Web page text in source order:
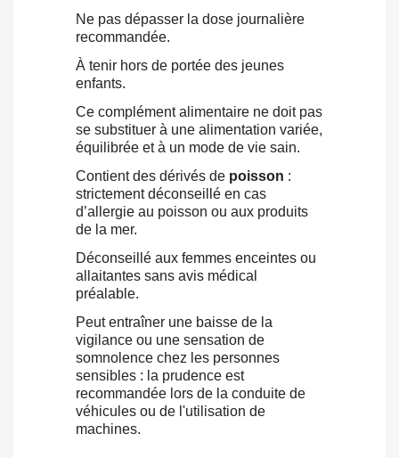
Ne pas dépasser la dose journalière
recommandée.
À tenir hors de portée des jeunes
enfants.
Ce complément alimentaire ne doit pas
se substituer à une alimentation variée,
équilibrée et à un mode de vie sain.
Contient des dérivés de poisson :
strictement déconseillé en cas
d’allergie au poisson ou aux produits
de la mer.
Déconseillé aux femmes enceintes ou
allaitantes sans avis médical
préalable.
Peut entraîner une baisse de la
vigilance ou une sensation de
somnolence chez les personnes
sensibles : la prudence est
recommandée lors de la conduite de
véhicules ou de l'utilisation de
machines.